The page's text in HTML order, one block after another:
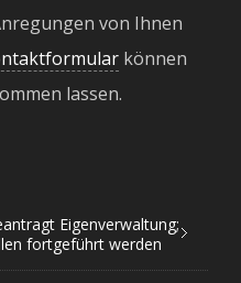
von Ihnen
können
lassen.
Eigenverwaltung;
fortgeführt werden